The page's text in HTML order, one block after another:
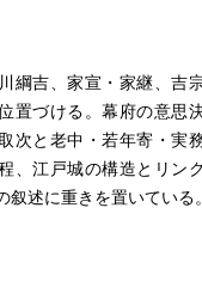
綱吉、家宣・家継、吉
置づける。幕府の意思
次と老中・若年寄・実
、江戸城の構造とリン
叙述に重きを置いている。